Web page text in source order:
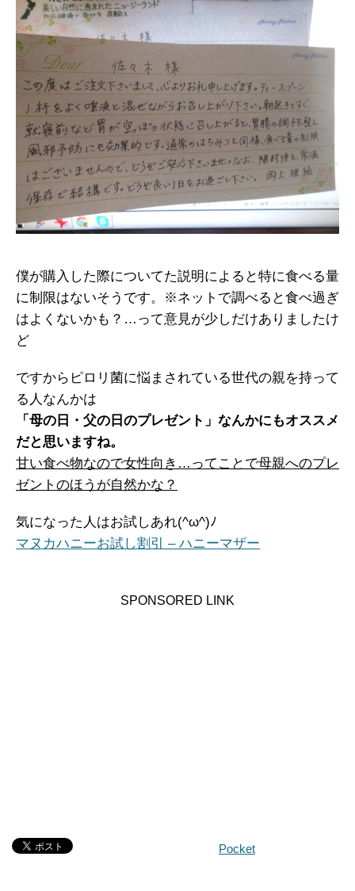
僕が購入した際についてた説明によると特に食べる量
に制限はないそうです。※ネットで調べると食べ過ぎ
はよくないかも？…って意見が少しだけありましたけ
ど
ですからピロリ菌に悩まされている世代の親を持って
る人なんかは
「母の日・父の日のプレゼント」なんかにもオススメ
だと思いますね。
甘い食べ物なので女性向き…ってことで母親へのプレ
ゼントのほうが自然かな？
気になった人はお試しあれ(^ω^)ﾉ
マヌカハニーお試し割引 – ハニーマザー
SPONSORED LINK
Pocket